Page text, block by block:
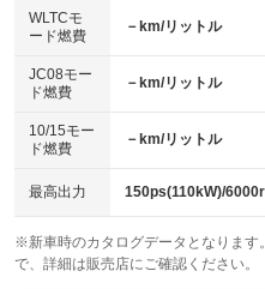
センターデフロック
：装備なし
電動格納ミラー
：装備あり
エアロ
：装備なし
：装備なし
パワーシート
ベンチシート
：装備あり
チップアップシート
：装備なし
：装備なし
ウォークスルー
：装備なし
WLTCモ
ード燃費
－km/リットル
JC08モー
ド燃費
－km/リットル
10/15モー
ド燃費
－km/リットル
最高出力 150ps(110kW)/
※新車時のカタログデータとなります
で、詳細は販売店にご確認ください。